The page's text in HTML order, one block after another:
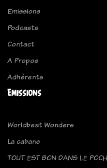
Emissions
Podcasts
Contact
A Propos
Adhérents
Emissions
Worldbeat Wonders
La cabane
TOUT EST BON DANS LE